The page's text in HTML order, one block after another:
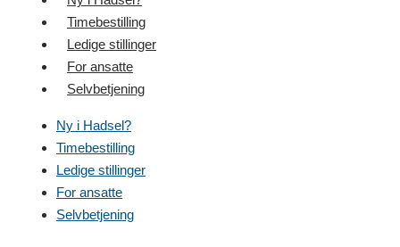
Timebestilling
Ledige stillinger
For ansatte
Selvbetjening
Ny i Hadsel?
Timebestilling
Ledige stillinger
For ansatte
Selvbetjening